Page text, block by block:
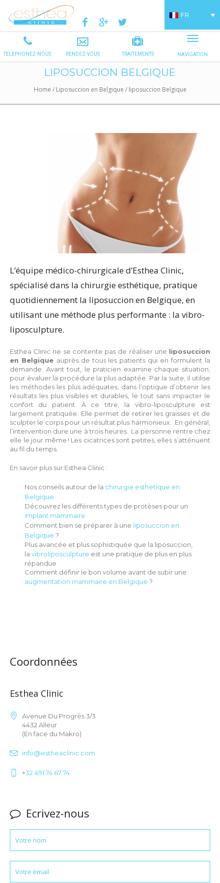
LIPOSUCCION BELGIQUE
Home / Liposuccion en Belgique / liposuccion Belgique
L’équipe médico-chirurgicale d’Esthea Clinic,
spécialisé dans la chirurgie esthétique, pratique
quotidiennement la liposuccion en Belgique, en
utilisant une méthode plus performante : la vibro-
liposculpture.
Esthea Clinic ne se contente pas de réaliser une liposuccion
en Belgique auprès de tous les patients qui en formulent la
demande. Avant tout, le praticien examine chaque situation,
pour évaluer la procédure la plus adaptée. Par la suite, il utilise
les méthodes les plus adéquates, dans l’optique d’obtenir les
résultats les plus visibles et durables, le tout sans impacter le
confort du patient. À ce titre, la vibro-liposculpture est
largement pratiquée. Elle permet de retirer les graisses et de
sculpter le corps pour un résultat plus harmonieux. En général,
l’intervention dure une à trois heures. La personne rentre chez
elle le jour même ! Les cicatrices sont petites, elles s’atténuent
au fil du temps.
En savoir plus sur Esthea Clinic :
Nos conseils autour de la chirurgie esthetique en
Belgique
Découvrez les différents types de protèses pour un
implant mammaire
Comment bien se préparer à une liposuccion en
Belgique ?
Plus avancée et plus sophistiquée que la liposuccion,
la vibroliposculpture est une pratique de plus en plus
répandue
Comment définir le bon volume avant de subir une
augmentation mammaire en Belgique ?
Coordonnées
Esthea Clinic
Avenue Du Progrès 3/3
4432 Alleur
(En face du Makro)
info@estheaclinic.com
+32 491 74 67 74
Ecrivez-nous
FR